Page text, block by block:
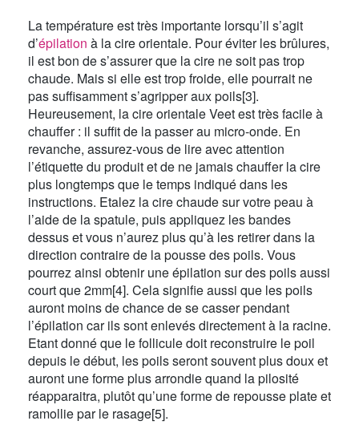
La température est très importante lorsqu’il s’agit
d’épilation à la cire orientale. Pour éviter les brûlures,
il est bon de s’assurer que la cire ne soit pas trop
chaude. Mais si elle est trop froide, elle pourrait ne
pas suffisamment s’agripper aux poils[3].
Heureusement, la cire orientale Veet est très facile à
chauffer : il suffit de la passer au micro-onde. En
revanche, assurez-vous de lire avec attention
l’étiquette du produit et de ne jamais chauffer la cire
plus longtemps que le temps indiqué dans les
instructions. Etalez la cire chaude sur votre peau à
l’aide de la spatule, puis appliquez les bandes
dessus et vous n’aurez plus qu’à les retirer dans la
direction contraire de la pousse des poils. Vous
pourrez ainsi obtenir une épilation sur des poils aussi
court que 2mm[4]. Cela signifie aussi que les poils
auront moins de chance de se casser pendant
l’épilation car ils sont enlevés directement à la racine.
Etant donné que le follicule doit reconstruire le poil
depuis le début, les poils seront souvent plus doux et
auront une forme plus arrondie quand la pilosité
réapparaitra, plutôt qu’une forme de repousse plate et
ramollie par le rasage[5].